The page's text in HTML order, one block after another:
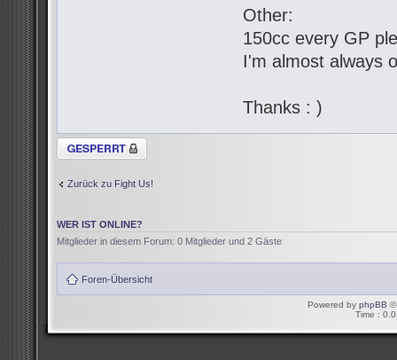
Other:
150cc every GP
I'm almost always
Thanks : )
Thema gesperrt
Zurück zu Fight Us!
WER IST ONLINE?
Mitglieder in diesem Forum: 0 Mitglieder und 2 Gäste
Foren-Übersicht
Powered by phpBB ©
Time :